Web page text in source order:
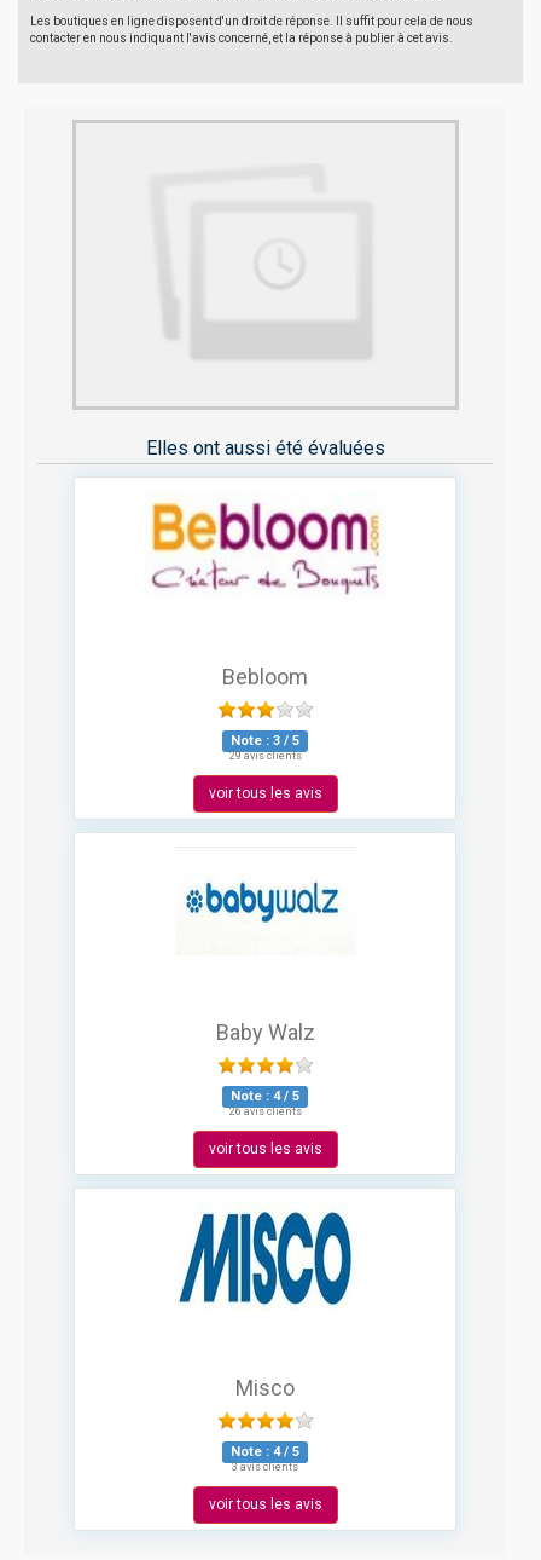
Les boutiques en ligne disposent d'un droit de réponse. Il suffit pour cela de nous
contacter en nous indiquant l'avis concerné, et la réponse à publier à cet avis.
Elles ont aussi été évaluées
Bebloom
Note : 3 / 5
29 avis clients
voir tous les avis
Baby Walz
Note : 4/ 5
26 avis clients
voir tous les avis
Misco
Note : 4/ 5
3 avis clients
voir tous les avis